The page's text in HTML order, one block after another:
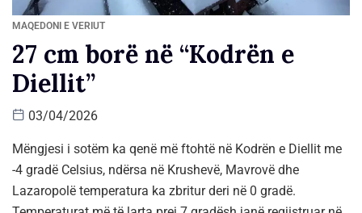
MAQEDONI E VERIUT
27 cm borë në “Kodrën e
Diellit”
03/04/2026
Mëngjesi i sotëm ka qenë më ftohtë në Kodrën e Diellit me
-4 gradë Celsius, ndërsa në Krushevë, Mavrovë dhe
Lazaropolë temperatura ka zbritur deri në 0 gradë.